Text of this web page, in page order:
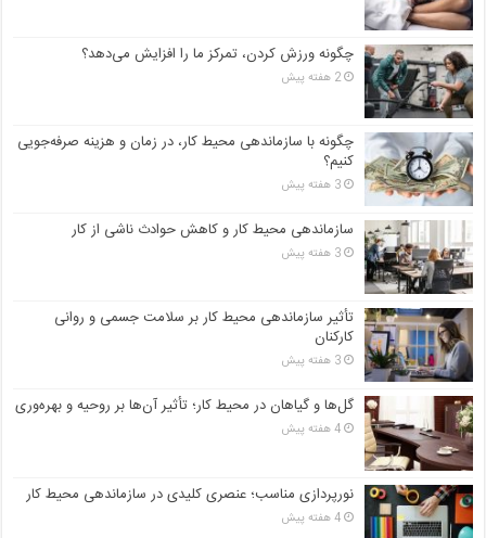
چگونه ورزش کردن، تمرکز ما را افزایش می‌دهد؟
2 هفته پیش
چگونه با سازماندهی محیط کار، در زمان و هزینه صرفه‌جویی
کنیم؟
3 هفته پیش
سازماندهی محیط کار و کاهش حوادث ناشی از کار
3 هفته پیش
تأثیر سازماندهی محیط کار بر سلامت جسمی و روانی
کارکنان
3 هفته پیش
گل‌ها و گیاهان در محیط کار؛ تأثیر آن‌ها بر روحیه و بهره‌وری
4 هفته پیش
نورپردازی مناسب؛ عنصری کلیدی در سازماندهی محیط کار
4 هفته پیش